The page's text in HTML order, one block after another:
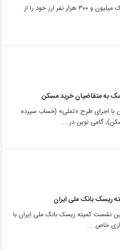
اخبار بانک- نمایه بانک : سال گذشته یک میلیون و ۳۰۰ هزار نفر ارز خود را از
به متقاضیان خرید مسکن
با اجرای طرح «تملی» (حساب سپرده
گامی نوین در ...
ریسک بانک ملی ایران
نشست کمیته ریسک بانک ملی ایران با
خاص ...